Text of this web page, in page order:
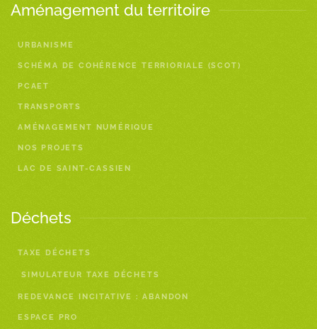
Aménagement du territoire
URBANISME
SCHÉMA DE COHÉRENCE TERRIORIALE (SCOT)
PCAET
TRANSPORTS
AMÉNAGEMENT NUMÉRIQUE
NOS PROJETS
LAC DE SAINT-CASSIEN
Déchets
TAXE DÉCHETS
SIMULATEUR TAXE DÉCHETS
REDEVANCE INCITATIVE : ABANDON
ESPACE PRO